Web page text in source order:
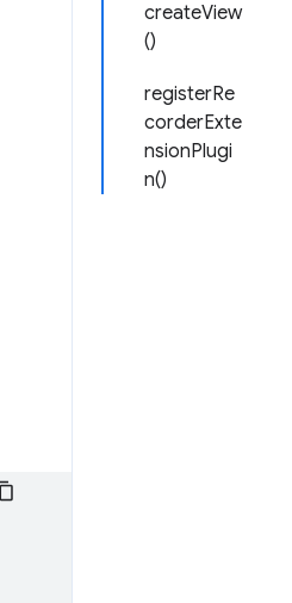
createView
()
registerRe
corderExte
nsionPlugi
n()